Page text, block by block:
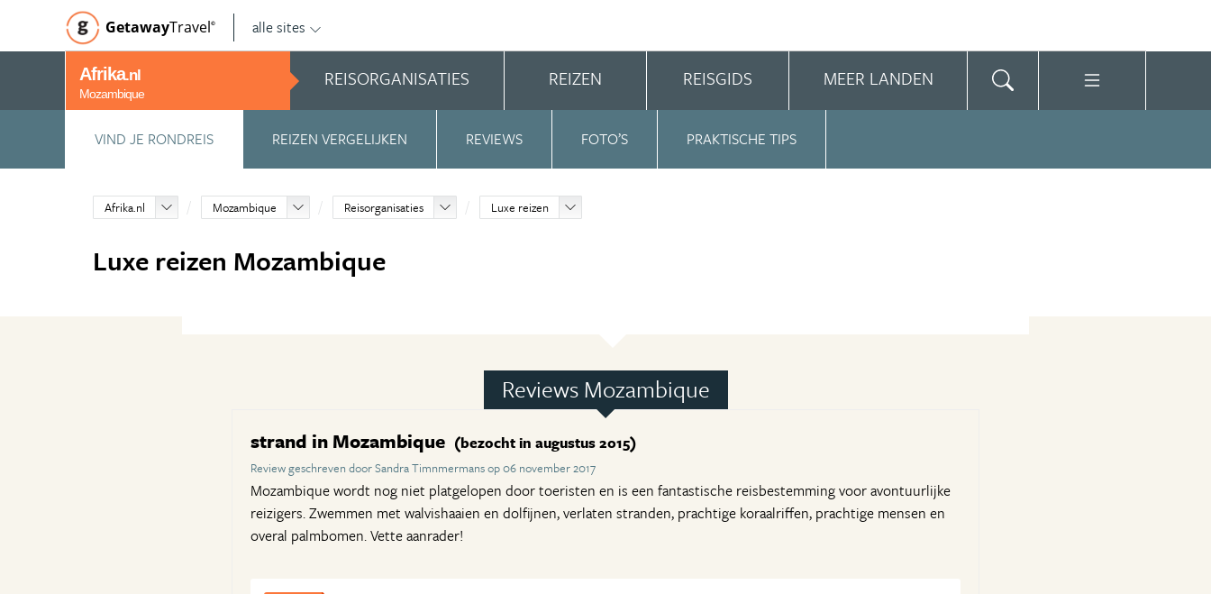
GetawayTravel© alle sites
Afrika.nl
Mozambique
REISORGANISATIES REIZEN REISGIDS MEER LANDEN
VIND JE RONDREIS REIZEN VERGELIJKEN REVIEWS FOTO’S PRAKTISCHE TIPS
Afrika.nl Mozambique Reisorganisaties Luxe reizen
Luxe reizen Mozambique
Reviews Mozambique
strand in Mozambique (bezocht in augustus 2015)
Review geschreven door Sandra Timnmermans op 06 november 2017
Mozambique wordt nog niet platgelopen door toeristen en is een fantastische reisbestemming voor avontuurlijke
reizigers. Zwemmen met walvishaaien en dolfijnen, verlaten stranden, prachtige koraalriffen, prachtige mensen en
overal palmbomen. Vette aanrader!